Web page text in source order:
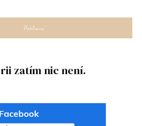
zatím nic není.